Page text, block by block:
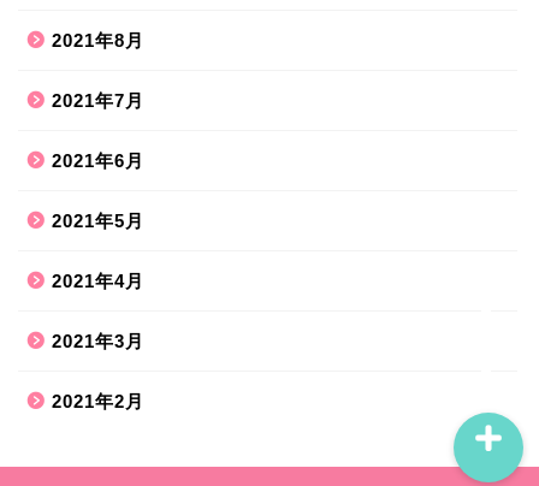
2021年8月
2021年7月
2021年6月
2021年5月
2021年4月
2021年3月
2021年2月